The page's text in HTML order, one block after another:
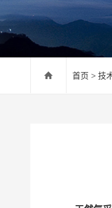
首页 > 技